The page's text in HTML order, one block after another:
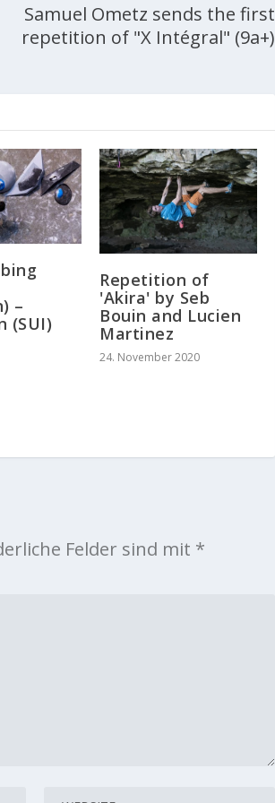
Samuel Ometz sends the first
repetition of "X Intégral" (9a+)
–
(SUI)
Repetition of
'Akira' by Seb
Bouin and Lucien
Martinez
24. November 2020
Felder sind mit *